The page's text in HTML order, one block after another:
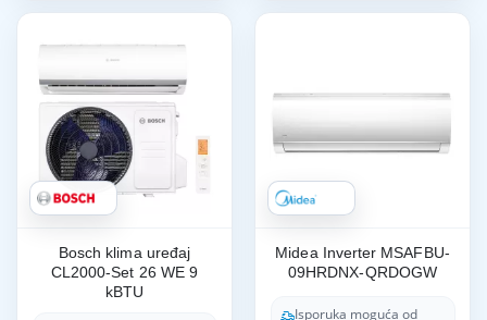
Bosch klima uređaj
CL2000-Set 26 WE 9
kBTU
Midea Inverter MSAFBU-
09HRDNX-QRDOGW
Isporuka moguća od